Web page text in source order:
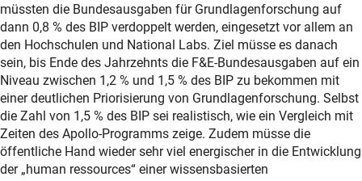
müssten die Bundesausgaben für Grundlagenforschung auf
dann 0,8 % des BIP verdoppelt werden, eingesetzt vor allem an
den Hochschulen und National Labs. Ziel müsse es danach
sein, bis Ende des Jahrzehnts die F&E-Bundesausgaben auf ein
Niveau zwischen 1,2 % und 1,5 % des BIP zu bekommen mit
einer deutlichen Priorisierung von Grundlagenforschung. Selbst
die Zahl von 1,5 % des BIP sei realistisch, wie ein Vergleich mit
Zeiten des Apollo-Programms zeige. Zudem müsse die
öffentliche Hand wieder sehr viel energischer in die Entwicklung
der „human ressources“ einer wissensbasierten